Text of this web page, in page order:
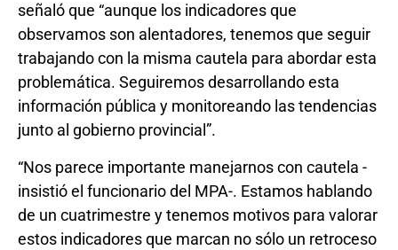
señaló que “aunque los indicadores que
observamos son alentadores, tenemos que seguir
trabajando con la misma cautela para abordar esta
problemática. Seguiremos desarrollando esta
información pública y monitoreando las tendencias
junto al gobierno provincial”.
“Nos parece importante manejarnos con cautela -
insistió el funcionario del MPA-. Estamos hablando
de un cuatrimestre y tenemos motivos para valorar
estos indicadores que marcan no sólo un retroceso